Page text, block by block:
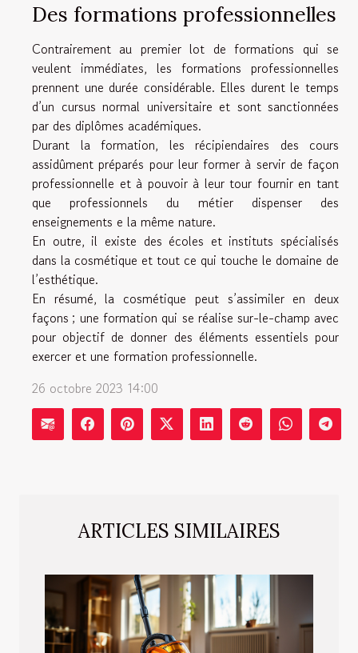
ARTICLES SIMILAIRES
Des formations professionnelles
Contrairement au premier lot de formations qui se
veulent immédiates, les formations professionnelles
prennent une durée considérable. Elles durent le temps
d’un cursus normal universitaire et sont sanctionnées
par des diplômes académiques.
Durant la formation, les récipiendaires des cours
assidûment préparés pour leur former à servir de façon
professionnelle et à pouvoir à leur tour fournir en tant
que professionnels du métier dispenser des
enseignements e la même nature.
En outre, il existe des écoles et instituts spécialisés
dans la cosmétique et tout ce qui touche le domaine de
l’esthétique.
En résumé, la cosmétique peut s’assimiler en deux
façons ; une formation qui se réalise sur-le-champ avec
pour objectif de donner des éléments essentiels pour
exercer et une formation professionnelle.
26 octobre 2023 14:00